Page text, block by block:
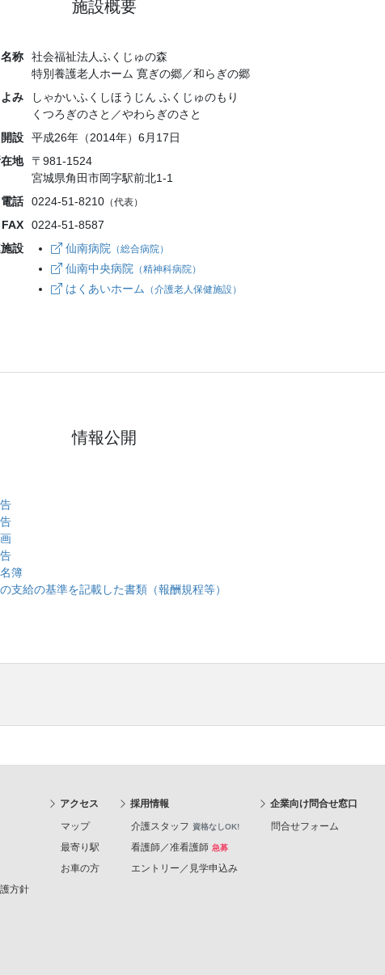
施設概要
名称
社会福祉法人ふくじゅの森
特別養護老人ホーム 寛ぎの郷／和らぎの郷
よみ
しゃかいふくしほうじん ふくじゅのもり
くつろぎのさと／やわらぎのさと
開設
平成26年（2014年）6月17日
地
〒981-1524
宮城県角田市岡字駅前北1-1
電話
0224-51-8210（代表）
FAX
0224-51-8587
設
仙南病院（総合病院）
仙南中央病院（精神科病院）
はくあいホーム （介護老人保健施設）
情報公開
簿
支給の基準を記載した書類（報酬規程等）
方針
アクセス
マップ
最寄り駅
お車の方
採用情報
介護スタッフ 資格なしOK!
看護師／准看護師 急募
エントリー／見学申込み
企業向け問合せ窓口
問合せフォーム